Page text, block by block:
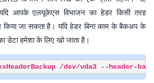
आपके एलयूकेएस विभाजन का हेडर किसी तरह
किया जा सकता है। यदि हेडर बिना काम के बैकअप के
डेटा हमेशा के लिए खो जाता है।